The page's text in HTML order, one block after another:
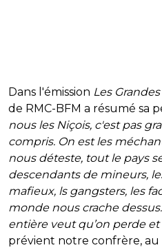
Dans l'émission Les
de RMC-BFM a résumé sa
nous les Niçois, c'est pas
compris. On est les
nous déteste, tout le pays
descendants de mineurs,
mafieux, ls gangsters, les
monde nous crache
entière veut qu’on perde
prévient notre confrère,